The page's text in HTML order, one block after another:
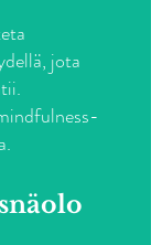
jota